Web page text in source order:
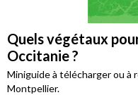
Quels végétaux
Occitanie ?
Miniguide à télécharger ou à
Montpellier.